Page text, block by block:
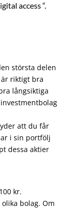
access “.
största delen
riktigt bra
långsiktiga
att du får
i sin portfölj
dessa aktier
kr.
bolag. Om